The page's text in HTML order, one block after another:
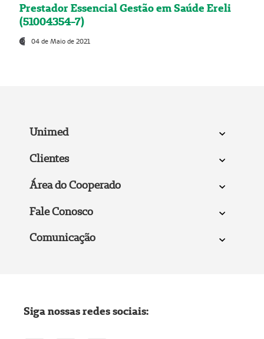
Prestador Essencial Gestão em Saúde Ereli
(51004354-7)
04 de Maio de 2021
Unimed
Clientes
Área do Cooperado
Fale Conosco
Comunicação
Siga nossas redes sociais: